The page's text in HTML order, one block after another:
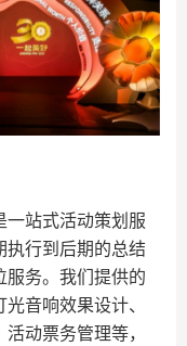
一站式活动策划服
执行到后期的总结
服务。我们提供的
音响效果设计、
动票务管理等，